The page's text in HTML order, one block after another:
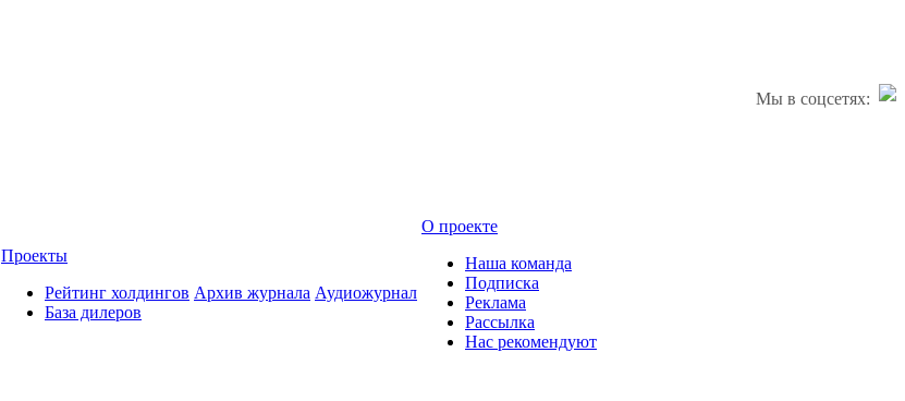
Мы в соцсетях:
Проекты
Рейтинг холдингов
База дилеров
Архив журнала Аудиожурнал
О проекте
Наша команда
Подписка
Реклама
Рассылка
Нас рекомендуют